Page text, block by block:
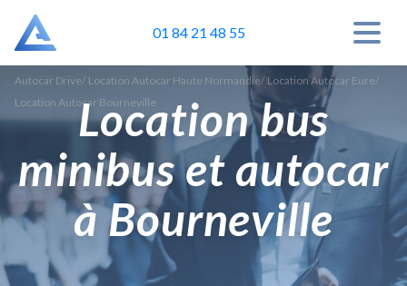
01 84 21 48 55
Autocar Drive/ Location Autocar Haute Normandie/ Location Autocar Eure/
Location Autocar Bourneville
Location bus
minibus et autocar
à Bourneville